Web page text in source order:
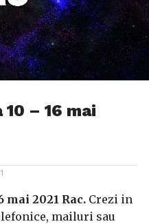
– 16 mai
mai 2021 Rac. Crezi in
mailuri sau